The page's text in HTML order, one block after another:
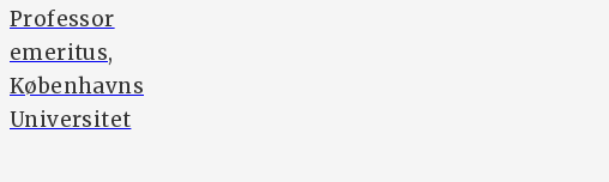
Professor
emeritus,
Københavns
Universitet